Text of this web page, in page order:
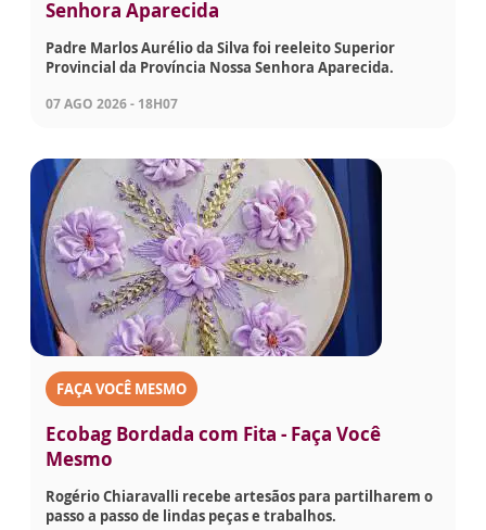
Senhora Aparecida
Padre Marlos Aurélio da Silva foi reeleito Superior
Provincial da Província Nossa Senhora Aparecida.
07 AGO 2026 - 18H07
FAÇA VOCÊ MESMO
Ecobag Bordada com Fita - Faça Você
Mesmo
Rogério Chiaravalli recebe artesãos para partilharem o
passo a passo de lindas peças e trabalhos.